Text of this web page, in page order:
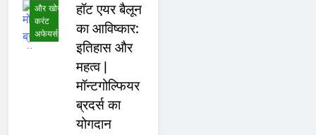
और खोज
करंट
अफेयर्स
हॉट एयर बैलून
का आविष्कार:
इतिहास और
महत्व |
मॉन्टगोल्फियर
ब्रदर्स का
योगदान